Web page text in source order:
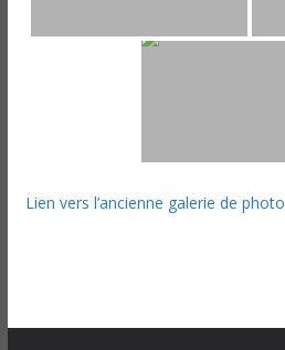
Lien vers l’ancienne galerie de photo